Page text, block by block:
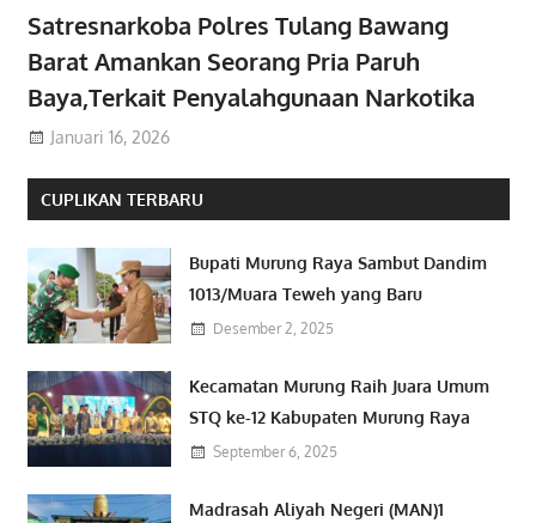
Satresnarkoba Polres Tulang Bawang
Barat Amankan Seorang Pria Paruh
Baya,Terkait Penyalahgunaan Narkotika
Januari 16, 2026
CUPLIKAN TERBARU
Bupati Murung Raya Sambut Dandim
1013/Muara Teweh yang Baru
Desember 2, 2025
Kecamatan Murung Raih Juara Umum
STQ ke-12 Kabupaten Murung Raya
September 6, 2025
Madrasah Aliyah Negeri (MAN)1